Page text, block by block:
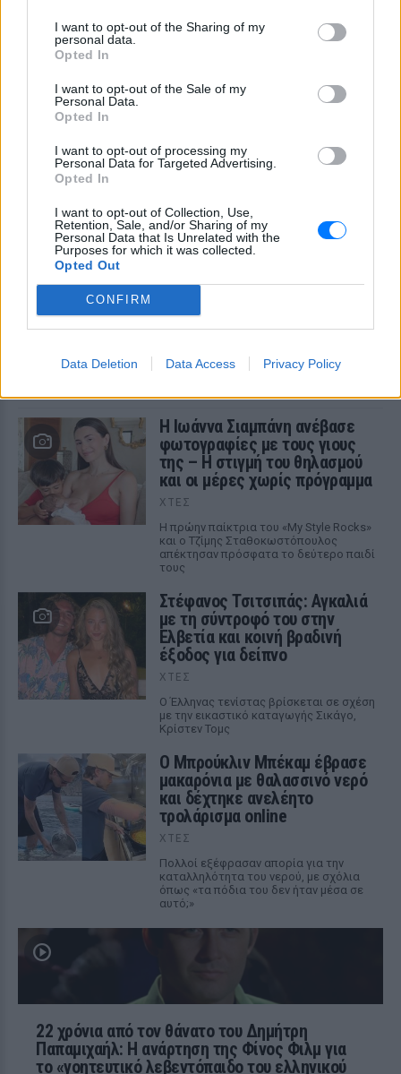
I want to opt-out of the Sharing of my
personal data.
Opted In
I want to opt-out of the Sale of my
Personal Data.
Opted In
I want to opt-out of processing my
Personal Data for Targeted Advertising.
Opted In
I want to opt-out of Collection, Use,
Retention, Sale, and/or Sharing of my
Personal Data that Is Unrelated with the
Purposes for which it was collected.
Opted Out
CONFIRM
Data Deletion Data Access Privacy Policy
Φοβερή ιστορία στον ΟΦΗ:
Ένας κάτοχος εισιτηρίου
Οπαδός από κούνια κυριολεκτικά στον
Διακοπές στη Μύκονο για τη Βάλια
Χατζηθεοδώρου ‑ οι φωτογραφίες με μαγιό
στην παραλία
τις καλοκαιρινές της διακοπές στο νησί των ανέμων
H Ιωάννα Σιαμπάνη ανέβασε
φωτογραφίες με τους γιους
της – Η στιγμή του θηλασμού
και οι μέρες χωρίς πρόγραμμα
ΧΤΕΣ
Η πρώην παίκτρια του «My Style Rocks»
και ο Τζίμης Σταθοκωστόπουλος
απέκτησαν πρόσφατα το δεύτερο παιδί
τους
Στέφανος Τσιτσιπάς: Αγκαλιά
με τη σύντροφό του στην
Ελβετία και κοινή βραδινή
έξοδος για δείπνο
ΧΤΕΣ
Ο Έλληνας τενίστας βρίσκεται σε σχέση
με την εικαστικό καταγωγής Σικάγο,
Κρίστεν Τομς
Ο Μπρούκλιν Μπέκαμ έβρασε
μακαρόνια με θαλασσινό νερό
και δέχτηκε ανελέητο
τρολάρισμα online
ΧΤΕΣ
Πολλοί εξέφρασαν απορία για την
καταλληλότητα του νερού, με σχόλια
όπως «τα πόδια του δεν ήταν μέσα σε
αυτό;»
22 χρόνια από τον θάνατο του Δημήτρη
Παπαμιχαήλ: Η ανάρτηση της Φίνος Φιλμ για
το «γοητευτικό λεβεντόπαιδο του ελληνικού